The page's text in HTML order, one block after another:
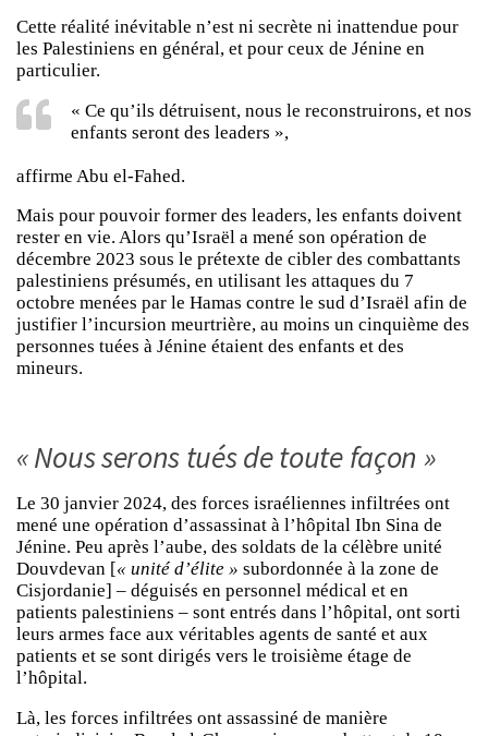
Cette réalité inévitable n’est ni secrète ni inattendue pour
les Palestiniens en général, et pour ceux de Jénine en
particulier.
« Ce qu’ils détruisent, nous le reconstruirons, et nos
enfants seront des leaders »,
affirme Abu el-Fahed.
Mais pour pouvoir former des leaders, les enfants doivent
rester en vie. Alors qu’Israël a mené son opération de
décembre 2023 sous le prétexte de cibler des combattants
palestiniens présumés, en utilisant les attaques du 7
octobre menées par le Hamas contre le sud d’Israël afin de
justifier l’incursion meurtrière, au moins un cinquième des
personnes tuées à Jénine étaient des enfants et des
mineurs.
« Nous serons tués de toute façon »
Le 30 janvier 2024, des forces israéliennes infiltrées ont
mené une opération d’assassinat à l’hôpital Ibn Sina de
Jénine. Peu après l’aube, des soldats de la célèbre unité
Douvdevan [« unité d’élite » subordonnée à la zone de
Cisjordanie] – déguisés en personnel médical et en
patients palestiniens – sont entrés dans l’hôpital, ont sorti
leurs armes face aux véritables agents de santé et aux
patients et se sont dirigés vers le troisième étage de
l’hôpital.
Là, les forces infiltrées ont assassiné de manière